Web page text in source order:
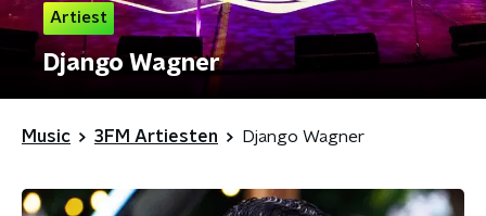
Artiest
Django Wagner
Music 3FM Artiesten Django Wagner